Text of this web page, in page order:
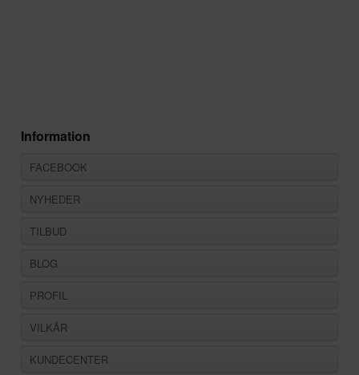
Information
FACEBOOK
NYHEDER
TILBUD
BLOG
PROFIL
VILKÅR
KUNDECENTER